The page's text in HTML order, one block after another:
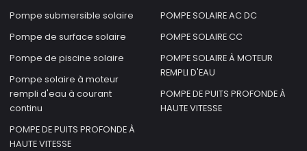
Pompe submersible solaire
Pompe de surface solaire
Pompe de piscine solaire
Pompe solaire à moteur
rempli d'eau à courant
continu
POMPE DE PUITS PROFONDE À
HAUTE VITESSE
POMPE SOLAIRE AC DC
POMPE SOLAIRE CC
POMPE SOLAIRE À MOTEUR
REMPLI D'EAU
POMPE DE PUITS PROFONDE À
HAUTE VITESSE